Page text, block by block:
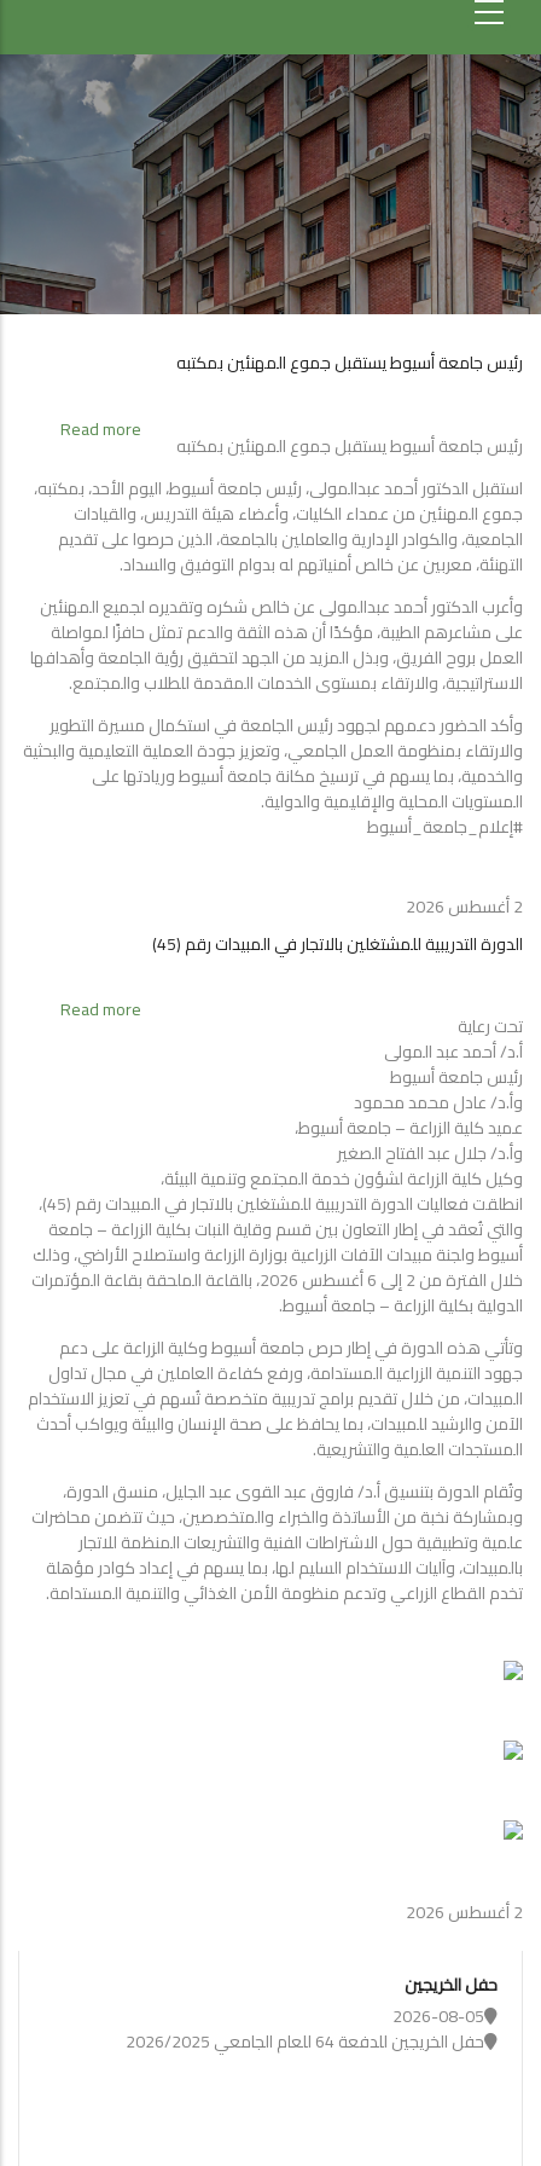
رئيس جامعة أسيوط يستقبل جموع المهنئين بمكتبه
Read more
جامعة
أسيوط
جموع
بمكتبه
رئيس جامعة أسيوط يستقبل جموع المهنئين بمكتبه
استقبل الدكتور أحمد عبدالمولى، رئيس جامعة أسيوط، اليوم الأحد، بمكتبه،
جموع المهنئين من عمداء الكليات، وأعضاء هيئة التدريس، والقيادات
الجامعية، والكوادر الإدارية والعاملين بالجامعة، الذين حرصوا على تقديم
التهنئة، معربين عن خالص أمنياتهم له بدوام التوفيق والسداد.
وأعرب الدكتور أحمد عبدالمولى عن خالص شكره وتقديره لجميع المهنئين
على مشاعرهم الطيبة، مؤكدًا أن هذه الثقة والدعم تمثل حافزًا لمواصلة
العمل بروح الفريق، وبذل المزيد من الجهد لتحقيق رؤية الجامعة وأهدافها
الاستراتيجية، والارتقاء بمستوى الخدمات المقدمة للطلاب والمجتمع.
وأكد الحضور دعمهم لجهود رئيس الجامعة في استكمال مسيرة التطوير
والارتقاء بمنظومة العمل الجامعي، وتعزيز جودة العملية التعليمية والبحثية
والخدمية، بما يسهم في ترسيخ مكانة جامعة أسيوط وريادتها على
المستويات المحلية والإقليمية والدولية.
#إعلام_جامعة_أسيوط
2 أغسطس 2026
الدورة التدريبية للمشتغلين بالاتجار في المبيدات رقم (45)
Read more
(45)
تحت رعاية
أ.د/ أحمد عبد المولى
رئيس جامعة أسيوط
وأ.د/ عادل محمد محمود
عميد كلية الزراعة – جامعة أسيوط،
وأ.د/ جلال عبد الفتاح الصغير
وكيل كلية الزراعة لشؤون خدمة المجتمع وتنمية البيئة،
انطلقت فعاليات الدورة التدريبية للمشتغلين بالاتجار في المبيدات رقم (45)،
والتي تُعقد في إطار التعاون بين قسم وقاية النبات بكلية الزراعة – جامعة
أسيوط ولجنة مبيدات الآفات الزراعية بوزارة الزراعة واستصلاح الأراضي، وذلك
خلال الفترة من 2 إلى 6 أغسطس 2026، بالقاعة الملحقة بقاعة المؤتمرات
الدولية بكلية الزراعة – جامعة أسيوط.
وتأتي هذه الدورة في إطار حرص جامعة أسيوط وكلية الزراعة على دعم
جهود التنمية الزراعية المستدامة، ورفع كفاءة العاملين في مجال تداول
المبيدات، من خلال تقديم برامج تدريبية متخصصة تُسهم في تعزيز الاستخدام
الآمن والرشيد للمبيدات، بما يحافظ على صحة الإنسان والبيئة ويواكب أحدث
المستجدات العلمية والتشريعية.
وتُقام الدورة بتنسيق أ.د/ فاروق عبد القوى عبد الجليل، منسق الدورة،
وبمشاركة نخبة من الأساتذة والخبراء والمتخصصين، حيث تتضمن محاضرات
علمية وتطبيقية حول الاشتراطات الفنية والتشريعات المنظمة للاتجار
بالمبيدات، وآليات الاستخدام السليم لها، بما يسهم في إعداد كوادر مؤهلة
تخدم القطاع الزراعي وتدعم منظومة الأمن الغذائي والتنمية المستدامة.
2 أغسطس 2026
حفل الخريجين
2026-08-05
حفل الخريجين للدفعة 64 للعام الجامعي 2026/2025